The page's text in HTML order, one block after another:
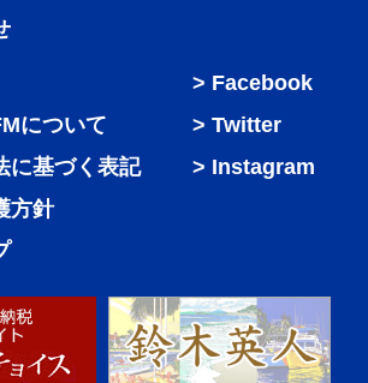
について
に基づく表記
方針
Facebook
Twitter
Instagram